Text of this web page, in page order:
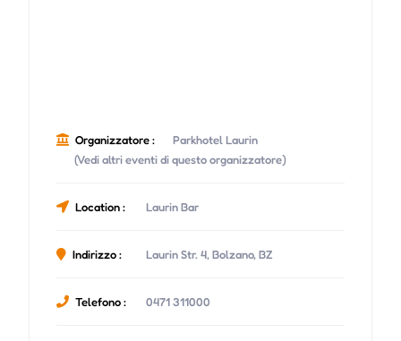
Organizzatore :
Parkhotel Laurin
(Vedi altri eventi di questo organizzatore)
Location : Laurin Bar
Indirizzo : Laurin Str. 4, Bolzano, BZ
Telefono : 0471 311000